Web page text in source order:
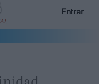
Entrar